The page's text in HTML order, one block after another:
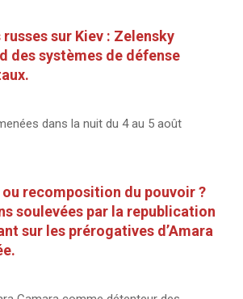
sur Kiev : Zelensky
des systèmes de défense
dans la nuit du 4 au 5 août
recomposition du pouvoir ?
soulevées par la republication
sur les prérogatives d’Amara